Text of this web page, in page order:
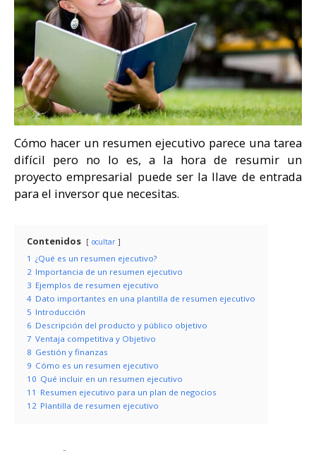
Cómo hacer un resumen ejecutivo parece una tarea
difícil pero no lo es, a la hora de resumir un
proyecto empresarial puede ser la llave de entrada
para el inversor que necesitas.
Contenidos ocultar
1 ¿Qué es un resumen ejecutivo?
2 Importancia de un resumen ejecutivo
3 Ejemplos de resumen ejecutivo
4 Dato importantes en una plantilla de resumen ejecutivo
5 Introducción
6 Descripción del producto y público objetivo
7 Ventaja competitiva y Objetivo
8 Gestión y finanzas
9 Cómo es un resumen ejecutivo
10 Qué incluir en un resumen ejecutivo
11 Resumen ejecutivo para un plan de negocios
12 Plantilla de resumen ejecutivo